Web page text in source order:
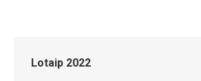
Lotaip 2022